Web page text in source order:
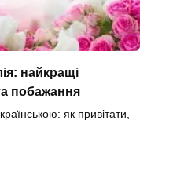
найкращі
побажання
як привітати,